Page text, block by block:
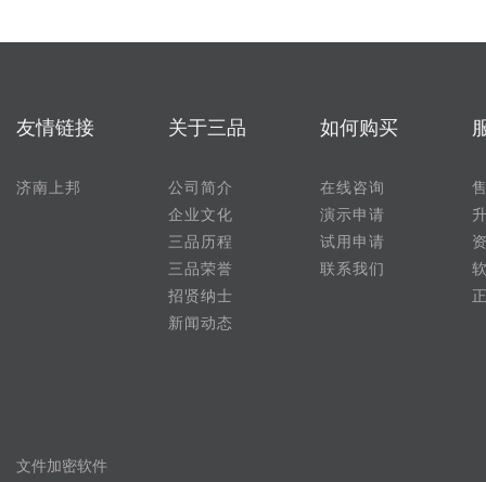
友情链接
济南上邦
关于三品
公司简介
企业文化
三品历程
三品荣誉
招贤纳士
新闻动态
如何购买
在线咨询
演示申请
试用申请
联系我们
文件加密软件